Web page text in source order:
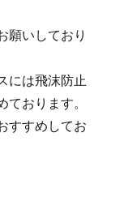
願いしており
には飛沫防止
ております。
すすめしてお